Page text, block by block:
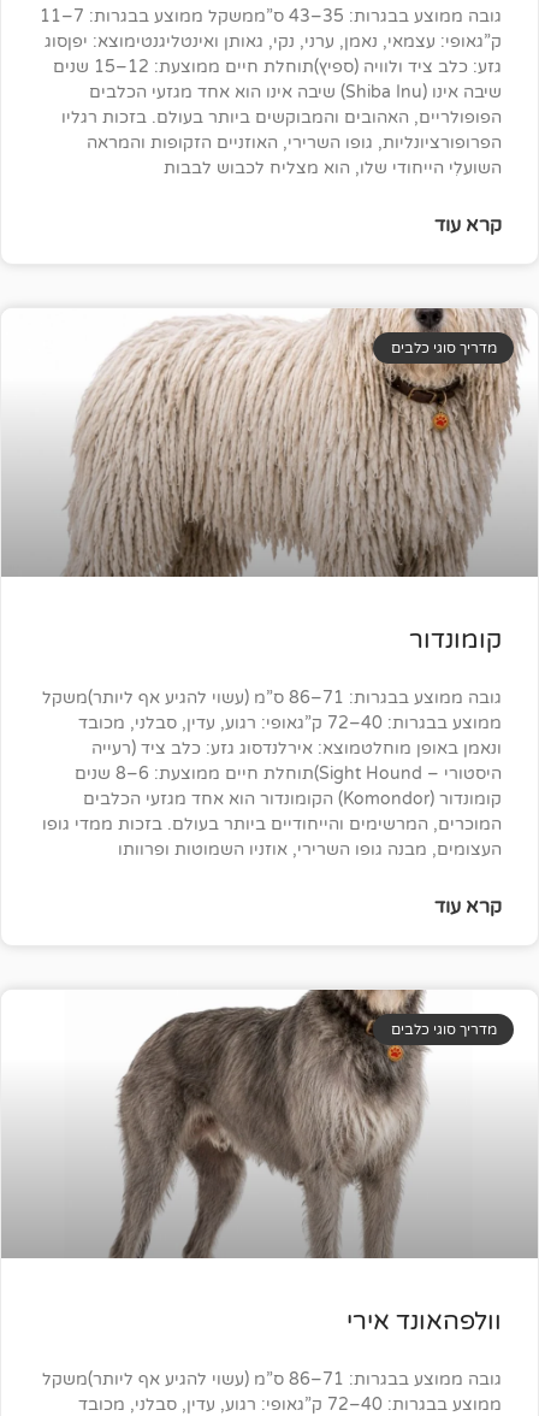
גובה ממוצע בבגרות: 35–43 ס”ממשקל ממוצע בבגרות: 7–11
נאמן, ערני, נקי, גאותן ואינטליגנטימוצא: יפןסוג
גזע: כלב ציד ולוויה (ספיץ)תוחלת חיים ממוצעת: 12–15 שנים
שיבה אינו (Shiba Inu) שיבה אינו הוא אחד מגזעי הכלבים
והמבוקשים ביותר בעולם. בזכות רגליו
גופו השרירי, האוזניים הזקופות והמראה
שלו, הוא מצליח לכבוש לבבות
גובה ממוצע בבגרות: 71–86 ס”מ (עשוי להגיע אף ליותר)משקל
ממוצע בבגרות: 40–72 ק”גאופי: רגוע, עדין, סבלני, מכובד
אירלנדסוג גזע: כלב ציד (רעייה
היסטורי – Sight Hound)תוחלת חיים ממוצעת: 6–8 שנים
קומונדור (Komondor) הקומונדור הוא אחד מגזעי הכלבים
והייחודיים ביותר בעולם. בזכות ממדי גופו
גופו השרירי, אוזניו השמוטות ופרוותו
אירי
גובה ממוצע בבגרות: 71–86 ס”מ (עשוי להגיע אף ליותר)משקל
ממוצע בבגרות: 40–72 ק”גאופי: רגוע, עדין, סבלני, מכובד